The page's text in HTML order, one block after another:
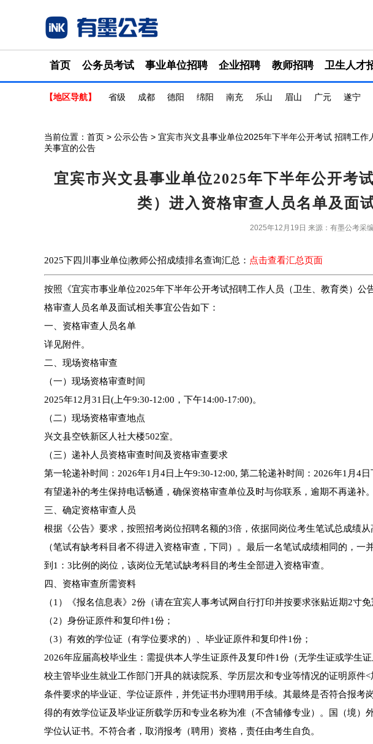
首页 公务员考试 事业单位招聘 企业招聘 教师招聘 卫生人才
【地区导航】 省级 成都 德阳 绵阳 南充 乐山 眉山 广元 遂宁
当前位置： 首页 > 公示公告 > 宜宾市兴文县事业单位2025年下半年公开考试 招聘工
关事宜的公告
宜宾市兴文县事业单位2025年下半年公开考
类）进入资格审查人员名单及面
2025年12月19日 来源：有墨公考采编
2025下四川事业单位|教师公招成绩排名查询汇总： 点击查看汇总页面
按照《宜宾市事业单位2025年下半年公开考试招聘工作人员（卫生、教育类）
格审查人员名单及面试相关事宜公告如下：
一、资格审查人员名单
详见附件。
二、现场资格审查
（一）现场资格审查时间
2025年12月31日(上午9:30-12:00，下午14:00-17:00)。
（二）现场资格审查地点
兴文县空铁新区人社大楼502室。
（三）递补人员资格审查时间及资格审查要求
第一轮递补时间：2026年1月4日上午9:30-12:00, 第二轮递补时间：2026年1月4
有望递补的考生保持电话畅通，确保资格审查单位及时与你联系，逾期不再递补。
三、确定资格审查人员
根据《公告》要求，按照招考岗位招聘名额的3倍，依据同岗位考生笔试总成绩
（笔试有缺考科目者不得进入资格审查，下同）。最后一名笔试成绩相同的，
到1：3比例的岗位，该岗位无笔试缺考科目的考生全部进入资格审查。
四、资格审查所需资料
（1）《报名信息表》2份（请在宜宾人事考试网自行打印并按要求张贴近期2寸免
（2）身份证原件和复印件1份；
（3）有效的学位证（有学位要求的）、毕业证原件和复印件1份；
2026年应届高校毕业生：需提供本人学生证原件及复印件1份（无学生证或学生
校主管毕业生就业工作部门开具的就读院系、学历层次和专业等情况的证明原件
条件要求的毕业证、学位证原件，并凭证书办理聘用手续。其最终是否符合报考
得的有效学位证及毕业证所载学历和专业名称为准（不含辅修专业）。国（境）
学位认证书。不符合者，取消报考（聘用）资格，责任由考生自负。